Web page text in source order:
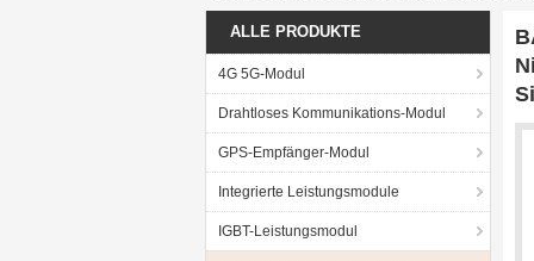
ALLE PRODUKTE
4G 5G-Modul
Drahtloses Kommunikations-Modul
GPS-Empfänger-Modul
Integrierte Leistungsmodule
IGBT-Leistungsmodul